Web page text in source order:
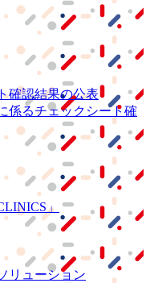
確認結果の公表
係るチェックシート確
」
リューション